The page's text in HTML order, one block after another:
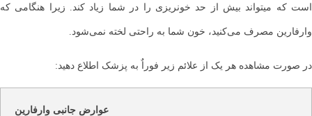
است که می‎تواند بیش از حد خونریزی را در شما زیاد کند. زیرا هنگامی که
وارفارین مصرف می‌کنید، خون شما به راحتی لخته نمی‌شود.
در صورت مشاهده هر یک از علائم زیر فوراٌ به پزشک اطلاع دهید:
عوارض جانبی وارفارین